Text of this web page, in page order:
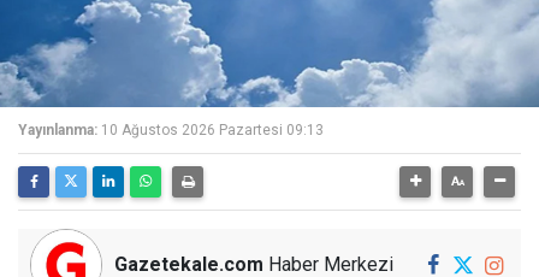
Yayınlanma: 10 Ağustos 2026 Pazartesi 09:13
Gazetekale.com Haber Merkezi